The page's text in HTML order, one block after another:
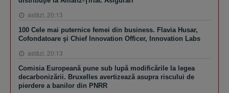
astăzi, 20:13
100 Cele mai puternice femei din business. Flavia Husar,
Cofondatoare şi Chief Innovation Officer, Innovation Labs
astăzi, 20:13
Comisia Europeană pune sub lupă modificările la legea
decarbonizării. Bruxelles avertizează asupra riscului de
pierdere a banilor din PNRR